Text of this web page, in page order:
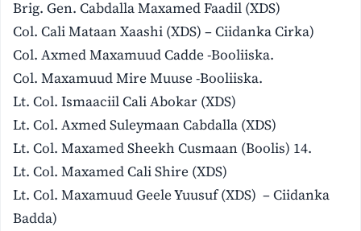
Brig. Gen. Cabdalla Maxamed Faadil (XDS)
Col. Cali Mataan Xaashi (XDS) – Ciidanka Cirka)
Col. Axmed Maxamuud Cadde -Booliiska.
Col. Maxamuud Mire Muuse -Booliiska.
Lt. Col. Ismaaciil Cali Abokar (XDS)
Lt. Col. Axmed Suleymaan Cabdalla (XDS)
Lt. Col. Maxamed Sheekh Cusmaan (Boolis) 14.
Lt. Col. Maxamed Cali Shire (XDS)
Lt. Col. Maxamuud Geele Yuusuf (XDS) – Ciidanka
Badda)